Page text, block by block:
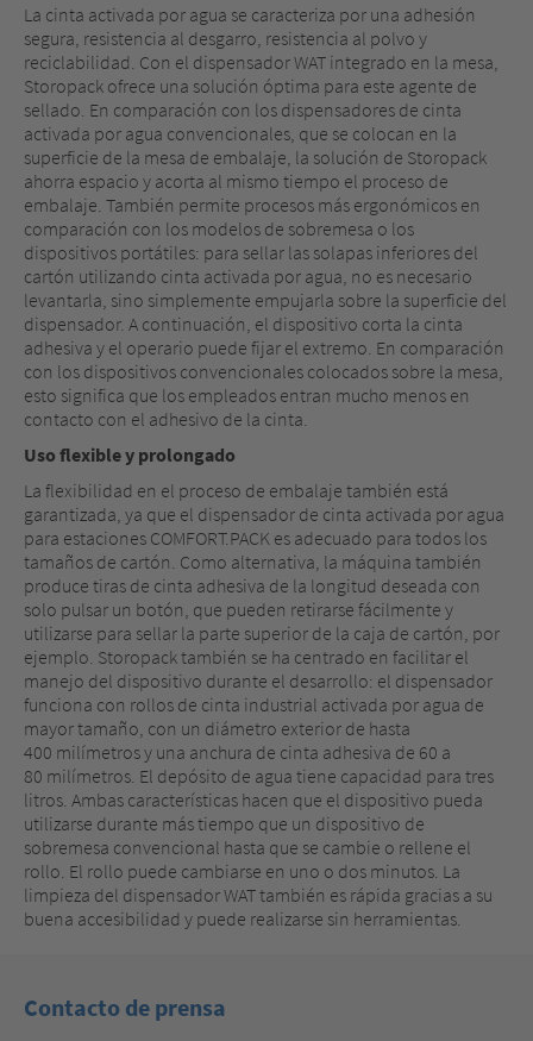
La cinta activada por agua se caracteriza por una adhesión
segura, resistencia al desgarro, resistencia al polvo y
reciclabilidad. Con el dispensador WAT integrado en la mesa,
Storopack ofrece una solución óptima para este agente de
sellado. En comparación con los dispensadores de cinta
activada por agua convencionales, que se colocan en la
superficie de la mesa de embalaje, la solución de Storopack
ahorra espacio y acorta al mismo tiempo el proceso de
embalaje. También permite procesos más ergonómicos en
comparación con los modelos de sobremesa o los
dispositivos portátiles: para sellar las solapas inferiores del
cartón utilizando cinta activada por agua, no es necesario
levantarla, sino simplemente empujarla sobre la superficie del
dispensador. A continuación, el dispositivo corta la cinta
adhesiva y el operario puede fijar el extremo. En comparación
con los dispositivos convencionales colocados sobre la mesa,
esto significa que los empleados entran mucho menos en
contacto con el adhesivo de la cinta.
Uso flexible y prolongado
La flexibilidad en el proceso de embalaje también está
garantizada, ya que el dispensador de cinta activada por agua
para estaciones COMFORT.PACK es adecuado para todos los
tamaños de cartón. Como alternativa, la máquina también
produce tiras de cinta adhesiva de la longitud deseada con
solo pulsar un botón, que pueden retirarse fácilmente y
utilizarse para sellar la parte superior de la caja de cartón, por
ejemplo. Storopack también se ha centrado en facilitar el
manejo del dispositivo durante el desarrollo: el dispensador
funciona con rollos de cinta industrial activada por agua de
mayor tamaño, con un diámetro exterior de hasta
400 milímetros y una anchura de cinta adhesiva de 60 a
80 milímetros. El depósito de agua tiene capacidad para tres
litros. Ambas características hacen que el dispositivo pueda
utilizarse durante más tiempo que un dispositivo de
sobremesa convencional hasta que se cambie o rellene el
rollo. El rollo puede cambiarse en uno o dos minutos. La
limpieza del dispensador WAT también es rápida gracias a su
buena accesibilidad y puede realizarse sin herramientas.
Contacto de prensa